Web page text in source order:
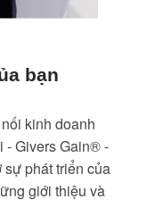
bạn
kinh doanh
- Givers Gain® -
sự phát triển của
giới thiệu và